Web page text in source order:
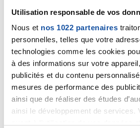
Utilisation responsable de vos
Nous et nos 1022 partenaires
personnelles, telles que votre
technologies comme les cookies
à des informations sur votre
publicités et du contenu
mesures de performance des
ainsi que de réaliser des études
ainsi le développement de services.
Votre médecin généraliste a bien
vers un pneumologue afin qu'il
fonction respiratoire. Pour cela, il
épreuves fonctionnelles,
permettant d'évaluer l'existence
syndrome obstructif (BPCO ou
l'hôpital n'est pas outillé pour
et sans doute serait-il encore
faire au CHU dans le service dédié